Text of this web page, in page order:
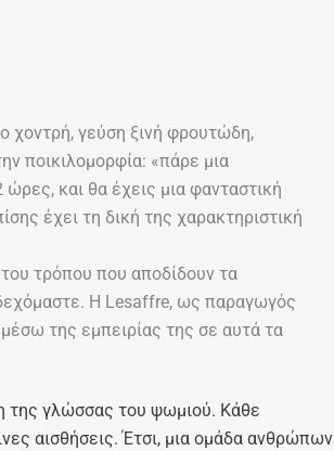
χοντρή, γεύση ξινή φρουτώδη,
ποικιλομορφία: «πάρε μια
και θα έχεις μια φανταστική
έχει τη δική της χαρακτηριστική
τρόπου που αποδίδουν τα
δεχόμαστε. Η Lesaffre, ως παραγωγός
της εμπειρίας της σε αυτά τα
της γλώσσας του ψωμιού. Κάθε
αισθήσεις. Έτσι, μια ομάδα ανθρώπων